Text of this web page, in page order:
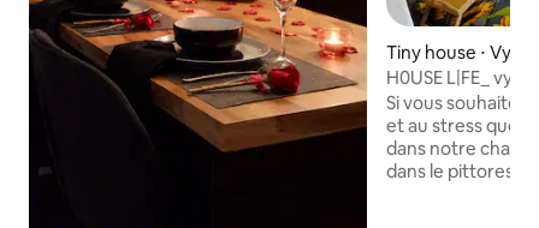
Tiny house ⋅
H0USE L|FE_
Si vous souhaitez
et au stress
dans notre
dans le